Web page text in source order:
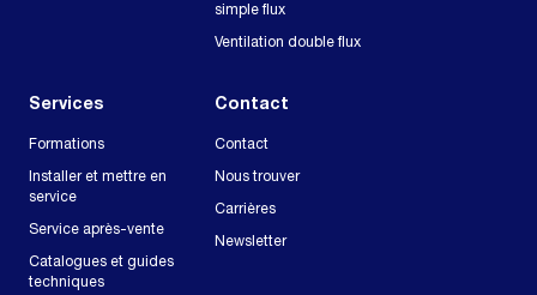
simple flux
Ventilation double flux
Services
Formations
Installer et mettre en
service
Service après-vente
Catalogues et guides
techniques
Contact
Contact
Nous trouver
Carrières
Newsletter